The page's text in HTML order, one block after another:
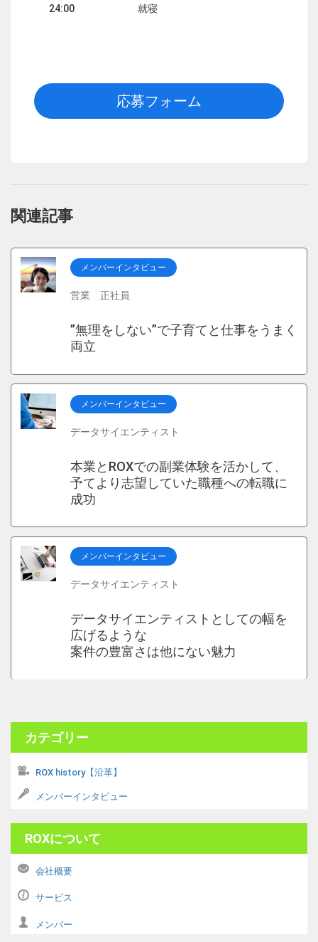
24:00 就寝
応募フォーム
関連記事
メンバーインタビュー
営業 正社員
”無理をしない”で子育てと仕事をうまく
両立
メンバーインタビュー
データサイエンティスト
本業とROXでの副業体験を活かして、
予てより志望していた職種への転職に
成功
メンバーインタビュー
データサイエンティスト
データサイエンティストとしての幅を
広げるような
案件の豊富さは他にない魅力
カテゴリー
ROX history【沿革】
メンバーインタビュー
ROXについて
会社概要
サービス
メンバー